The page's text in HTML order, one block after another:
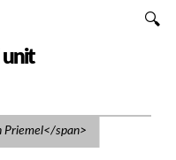
Priemel</span>